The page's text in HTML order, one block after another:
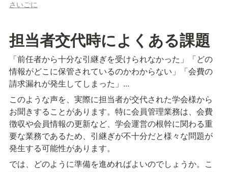
さいごに
担当者交代時によくある課題
「前任者から十分な引継ぎを受けられなかった」「どの
情報がどこに保管されているのかわからない」「会費の
請求漏れが発生してしまった」...
このような声を、実際に担当者が交代された学会様から
お聞きすることがあります。特に会員管理業務は、会費
徴収や会員情報の更新など、学会運営の根幹に関わる重
要な業務であるため、引継ぎが不十分だと様々な問題が
発生する可能性があります。
では、どのように準備を進めればよいのでしょうか。こ